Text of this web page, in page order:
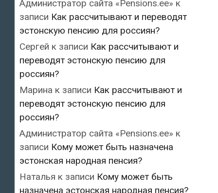
Администратор сайта «Pensions.ee» к
записи Как рассчитывают и переводят
эстонскую пенсию для россиян?
Сергей к записи Как рассчитывают и
переводят эстонскую пенсию для
россиян?
Марина к записи Как рассчитывают и
переводят эстонскую пенсию для
россиян?
Администратор сайта «Pensions.ee» к
записи Кому может быть назначена
эстонская народная пенсия?
Наталья к записи Кому может быть
назначена эстонская народная пенсия?